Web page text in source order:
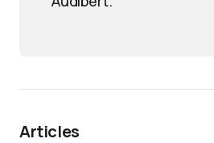
Articles